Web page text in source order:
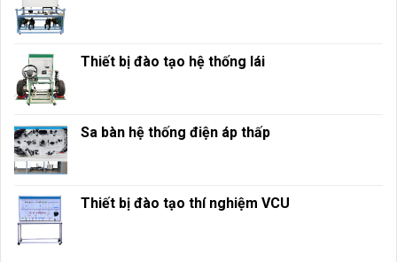
Thiết bị đào tạo hệ thống lái
Sa bàn hệ thống điện áp thấp
Thiết bị đào tạo thí nghiệm VCU